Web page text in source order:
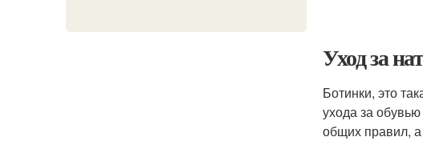
Уход за
Ботинки, это
ухода за
общих правил,